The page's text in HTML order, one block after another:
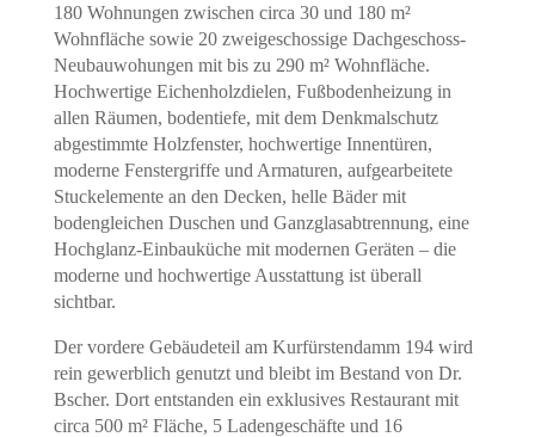
180 Wohnungen zwischen circa 30 und 180 m²
Wohnfläche sowie 20 zweigeschossige Dachgeschoss-
Neubauwohungen mit bis zu 290 m² Wohnfläche.
Hochwertige Eichenholzdielen, Fußbodenheizung in
allen Räumen, bodentiefe, mit dem Denkmalschutz
abgestimmte Holzfenster, hochwertige Innentüren,
moderne Fenstergriffe und Armaturen, aufgearbeitete
Stuckelemente an den Decken, helle Bäder mit
bodengleichen Duschen und Ganzglasabtrennung, eine
Hochglanz-Einbauküche mit modernen Geräten – die
moderne und hochwertige Ausstattung ist überall
sichtbar.
Der vordere Gebäudeteil am Kurfürstendamm 194 wird
rein gewerblich genutzt und bleibt im Bestand von Dr.
Bscher. Dort entstanden ein exklusives Restaurant mit
circa 500 m² Fläche, 5 Ladengeschäfte und 16